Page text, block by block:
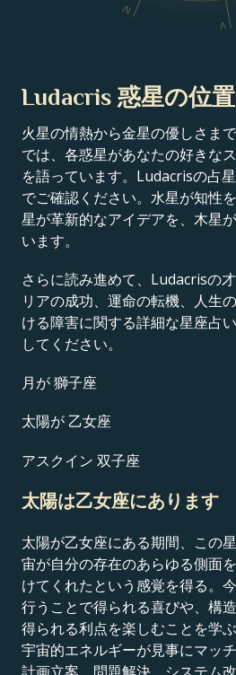
IV
V
Ludacris 惑星の位置
火星の情熱から金星の優しさま
では、各惑星があなたの好きな
を語っています。Ludacrisの占
でご確認ください。水星が知性
星が革新的なアイデアを、木星
います。
さらに読み進めて、Ludacrisの
リアの成功、運命の転機、人生
ける障害に関する詳細な星座占
してください。
月が 獅子座
太陽が 乙女座
アスクイン 双子座
太陽は乙女座にあります
太陽が乙女座にある期間、この
宙が自分の存在のあらゆる側面
けてくれたという感覚を得る。
行うことで得られる喜びや、構
得られる利点を楽しむことを学
宇宙的エネルギーが見事にマッ